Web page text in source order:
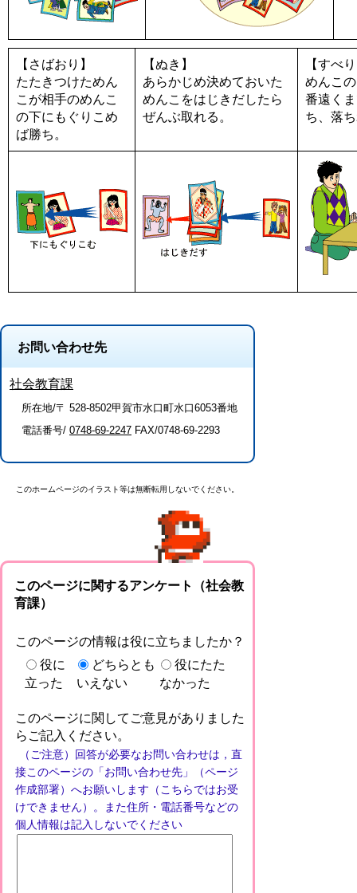
【さばおり】
たたきつけためん
こが相手のめんこ
の下にもぐりこめ
ば勝ち。
【ぬき】
あらかじめ決めておいた
めんこをはじきだしたら
ぜんぶ取れる。
【すべ
めんこ
番遠く
ち、落
お問い合わせ先
社会教育課
所在地/〒 528-8502甲賀市水口町水口6053番地
電話番号/ 0748-69-2247 FAX/0748-69-2293
このホームページのイラスト等は無断転用しないでください。
このページに関するアンケート（社会教
育課）
このページの情報は役に立ちましたか？
役に
立った
どちらとも
いえない
役にたた
なかった
このページに関してご意見がありました
らご記入ください。
（ご注意）回答が必要なお問い合わせは，直
接このページの「お問い合わせ先」（ページ
作成部署）へお願いします（こちらではお受
けできません）。また住所・電話番号などの
個人情報は記入しないでください